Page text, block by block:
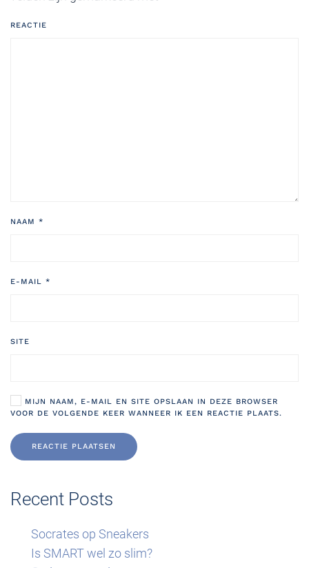
REACTIE
NAAM *
E-MAIL *
SITE
MIJN NAAM, E-MAIL EN SITE OPSLAAN IN DEZE BROWSER
VOOR DE VOLGENDE KEER WANNEER IK EEN REACTIE PLAATS.
REACTIE PLAATSEN
Recent Posts
Socrates op Sneakers
Is SMART wel zo slim?